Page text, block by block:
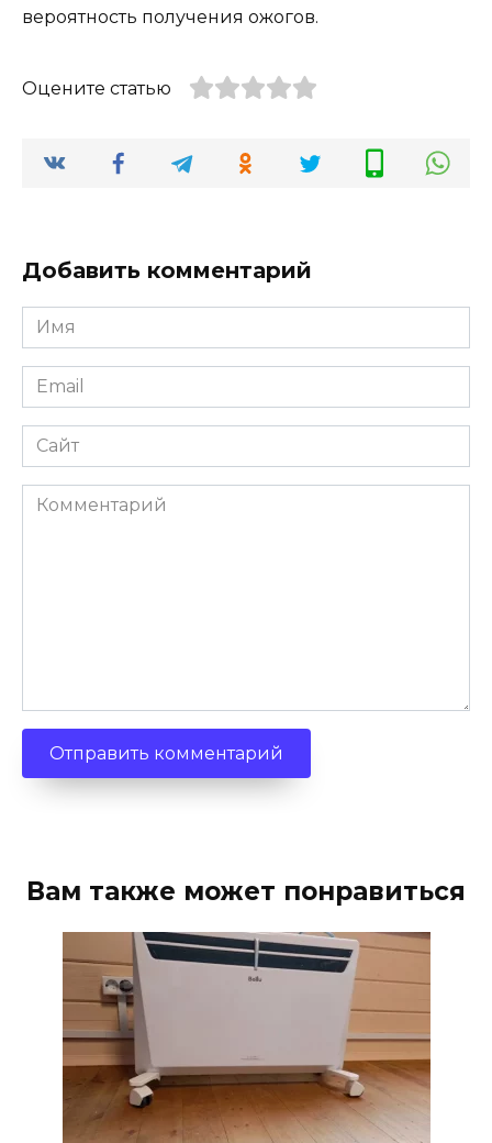
вероятность получения ожогов.
Оцените статью
Добавить комментарий
Имя
Email
Сайт
Комментарий
Вам также может понравиться